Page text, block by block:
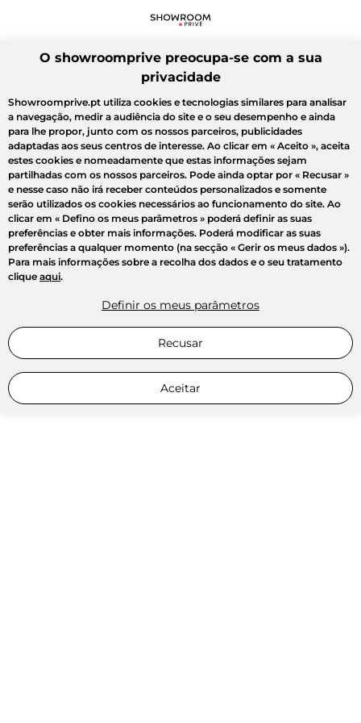
O showroomprive preocupa-se com a sua
privacidade
Showroomprive.pt utiliza cookies e tecnologias similares para analisar
a navegação, medir a audiência do site e o seu desempenho e ainda
para lhe propor, junto com os nossos parceiros, publicidades
adaptadas aos seus centros de interesse. Ao clicar em « Aceito », aceita
estes cookies e nomeadamente que estas informações sejam
partilhadas com os nossos parceiros. Pode ainda optar por « Recusar »
e nesse caso não irá receber conteúdos personalizados e somente
serão utilizados os cookies necessários ao funcionamento do site. Ao
clicar em « Defino os meus parâmetros » poderá definir as suas
preferências e obter mais informações. Poderá modificar as suas
preferências a qualquer momento (na secção « Gerir os meus dados »).
Para mais informações sobre a recolha dos dados e o seu tratamento
clique aqui.
Definir os meus parâmetros
Recusar
Aceitar